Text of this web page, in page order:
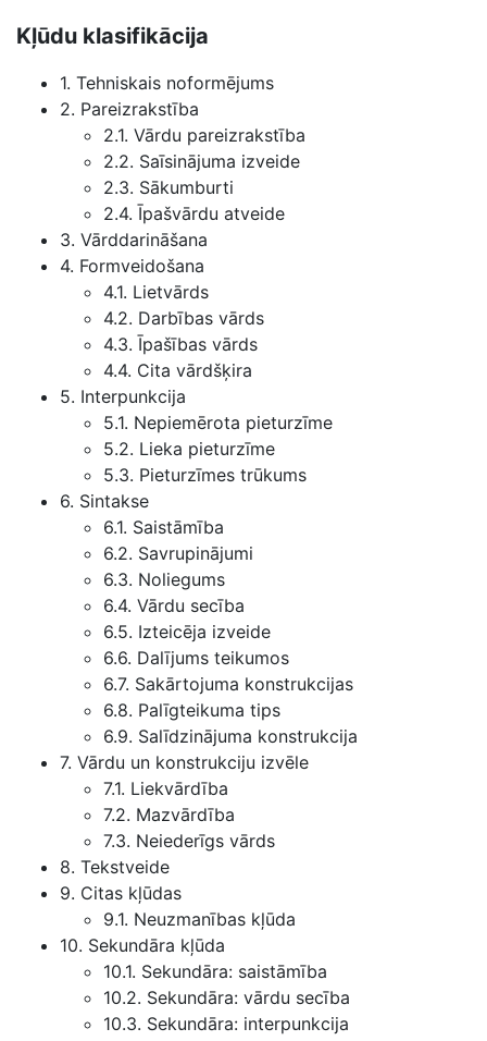
Kļūdu klasifikācija
1. Tehniskais noformējums
2. Pareizrakstība
2.1. Vārdu pareizrakstība
2.2. Saīsinājuma izveide
2.3. Sākumburti
2.4. Īpašvārdu atveide
3. Vārddarināšana
4. Formveidošana
4.1. Lietvārds
4.2. Darbības vārds
4.3. Īpašības vārds
4.4. Cita vārdšķira
5. Interpunkcija
5.1. Nepiemērota pieturzīme
5.2. Lieka pieturzīme
5.3. Pieturzīmes trūkums
6. Sintakse
6.1. Saistāmība
6.2. Savrupinājumi
6.3. Noliegums
6.4. Vārdu secība
6.5. Izteicēja izveide
6.6. Dalījums teikumos
6.7. Sakārtojuma konstrukcijas
6.8. Palīgteikuma tips
6.9. Salīdzinājuma konstrukcija
7. Vārdu un konstrukciju izvēle
7.1. Liekvārdība
7.2. Mazvārdība
7.3. Neiederīgs vārds
8. Tekstveide
9. Citas kļūdas
9.1. Neuzmanības kļūda
10. Sekundāra kļūda
10.1. Sekundāra: saistāmība
10.2. Sekundāra: vārdu secība
10.3. Sekundāra: interpunkcija